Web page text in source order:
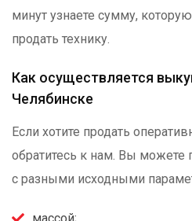
минут узнаете сумму,
продать технику.
Как осуществляется
Челябинске
Если хотите продать
обратитесь к нам. Вы можете
с разными исходными
массой;